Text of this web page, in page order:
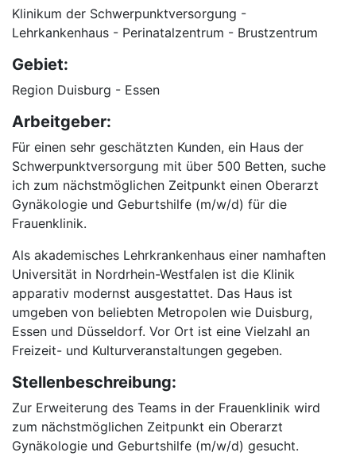
Klinikum der Schwerpunktversorgung -
Lehrkankenhaus - Perinatalzentrum - Brustzentrum
Gebiet:
Region Duisburg - Essen
Arbeitgeber:
Für einen sehr geschätzten Kunden, ein Haus der
Schwerpunktversorgung mit über 500 Betten, suche
ich zum nächstmöglichen Zeitpunkt einen Oberarzt
Gynäkologie und Geburtshilfe (m/w/d) für die
Frauenklinik.
Als akademisches Lehrkrankenhaus einer namhaften
Universität in Nordrhein-Westfalen ist die Klinik
apparativ modernst ausgestattet. Das Haus ist
umgeben von beliebten Metropolen wie Duisburg,
Essen und Düsseldorf. Vor Ort ist eine Vielzahl an
Freizeit- und Kulturveranstaltungen gegeben.
Stellenbeschreibung:
Zur Erweiterung des Teams in der Frauenklinik wird
zum nächstmöglichen Zeitpunkt ein Oberarzt
Gynäkologie und Geburtshilfe (m/w/d) gesucht.